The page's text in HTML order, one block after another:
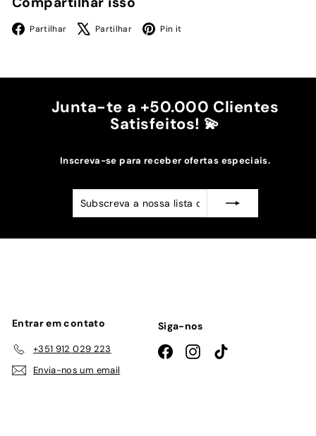
Partilhar Facebook
Partilhar X Pin it
Junta-te a +50.000 Clientes
Satisfeitos! 💫
Inscreva-se para receber ofertas especiais.
Subscreva
a
Subscrever
Entrar em contato
+351 912 029 223
Envia-nos um email
Siga-nos
FacebookInstagramTikTok